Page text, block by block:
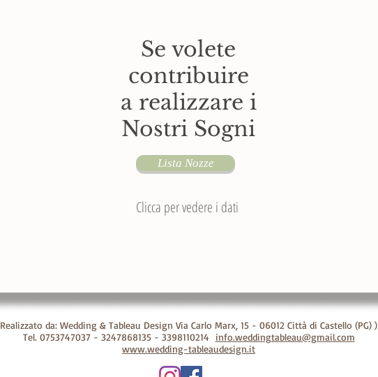
Se volete
contribuire
a realizzare i
Nostri Sogni
Lista Nozze
Clicca per vedere i dati
Realizzato da: Wedding & Tableau Design Via Carlo Marx, 15 - 06012 Città di Castello (PG) )
Tel. 0753747037 - 3247868135 - 3398110214 info.weddingtableau@gmail.com
www.wedding-tableaudesign.it